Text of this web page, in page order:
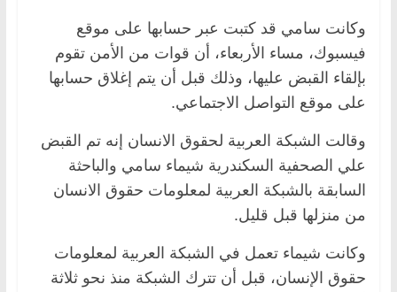
وكانت سامي قد كتبت عبر حسابها على موقع
فيسبوك، مساء الأربعاء، أن قوات من الأمن تقوم
بإلقاء القبض عليها، وذلك قبل أن يتم إغلاق حسابها
على موقع التواصل الاجتماعي.
وقالت الشبكة العربية لحقوق الانسان إنه تم القبض
علي الصحفية السكندرية شيماء سامي والباحثة
السابقة بالشبكة العربية لمعلومات حقوق الانسان
من منزلها قبل قليل.
وكانت شيماء تعمل في الشبكة العربية لمعلومات
حقوق الإنسان، قبل أن تترك الشبكة منذ نحو ثلاثة